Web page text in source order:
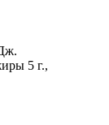
5 г.,